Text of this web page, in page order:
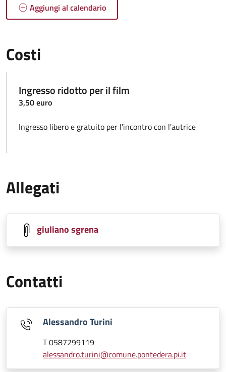
Aggiungi al calendario
Costi
Ingresso ridotto per il film
3,50 euro
Ingresso libero e gratuito per l'incontro con l'autrice
Allegati
giuliano sgrena
Contatti
Alessandro Turini
T 0587299119
alessandro.turini@comune.pontedera.pi.it